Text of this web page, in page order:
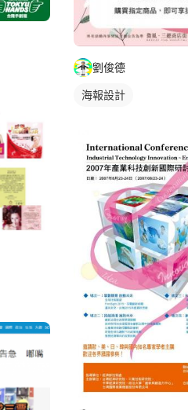
劉俊德
海報設計